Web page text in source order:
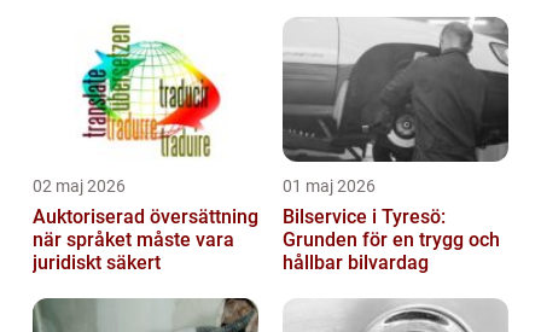
02 maj 2026
Auktoriserad översättning
när språket måste vara
juridiskt säkert
01 maj 2026
Bilservice i Tyresö:
Grunden för en trygg och
hållbar bilvardag